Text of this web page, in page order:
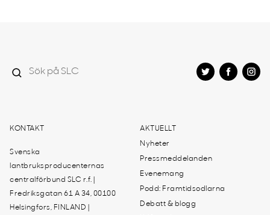
KONTAKT
Svenska
lantbruksproducenternas
centralförbund SLC r.f. |
Fredriksgatan 61 A 34, 00100
Helsingfors, FINLAND |
AKTUELLT
Nyheter
Pressmeddelanden
Evenemang
Podd: Framtidsodlarna
Debatt & blogg